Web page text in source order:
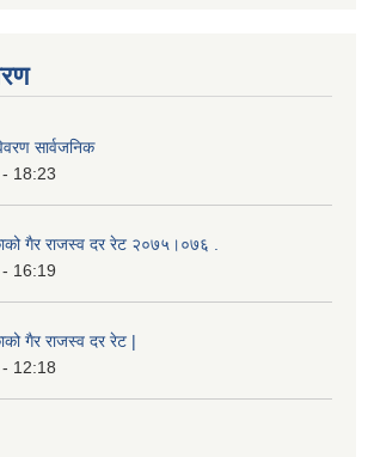
सार्वजनिक
18:23
गैर राजस्व दर रेट २०७५।०७६ .
16:19
गैर राजस्व दर रेट |
12:18